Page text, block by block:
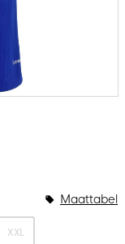
XXL
Maattabel